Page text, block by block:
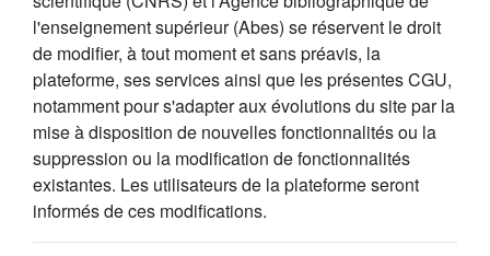
l'enseignement supérieur (Abes) se réservent le droit
de modifier, à tout moment et sans préavis, la
plateforme, ses services ainsi que les présentes CGU,
notamment pour s'adapter aux évolutions du site par la
mise à disposition de nouvelles fonctionnalités ou la
suppression ou la modification de fonctionnalités
existantes. Les utilisateurs de la plateforme seront
informés de ces modifications.